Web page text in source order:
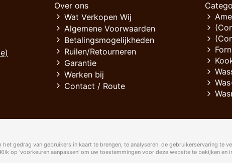
Over ons
Wat Verkopen Wij
Algemene Voorwaarden
Betalingsmogelijkheden
Ruilen/Retourneren
Garantie
Werken bij
Contact / Route
gedrag van gebruikers in kaart te brengen, te analyseren, de gebruikerservaring te
op 'voorkeuren aanpassen' om uw toestemmingen voor deze website te bekijken en